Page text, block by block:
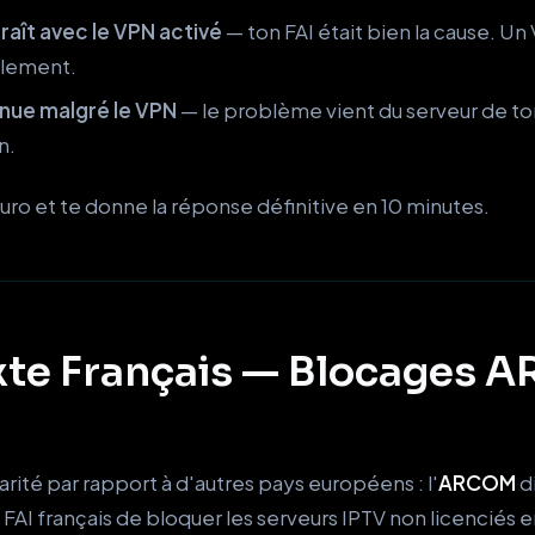
avec le VPN activé — ton FAI était bien la cause. Un
malgré le VPN — le problème vient du serveur de
et te donne la réponse définitive en 10 minutes.
Français — Blocages
par rapport à d'autres pays européens : l'ARCOM
français de bloquer les serveurs IPTV non